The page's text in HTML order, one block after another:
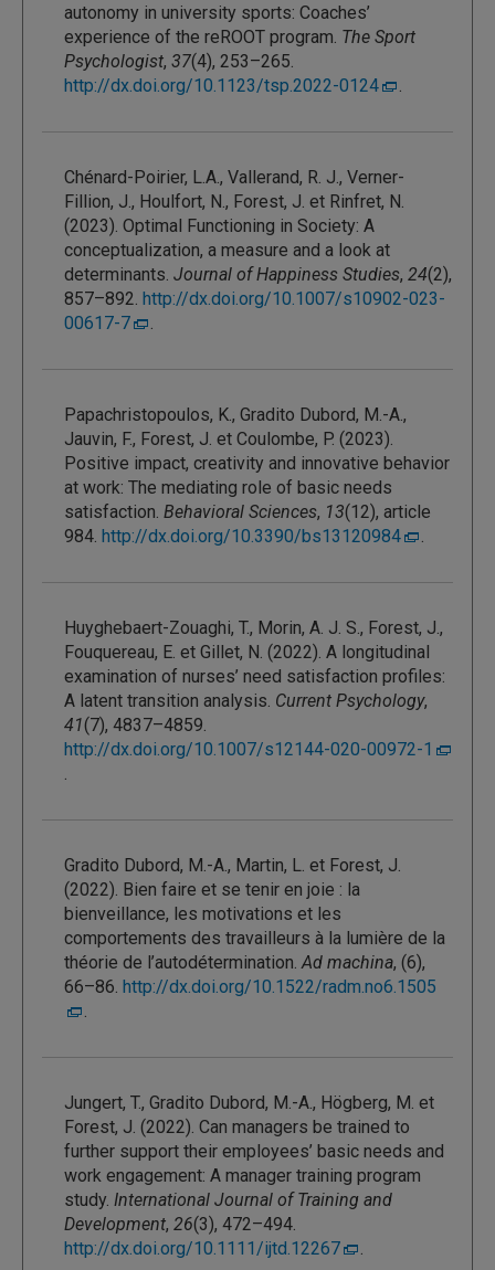
autonomy in university sports: Coaches’
experience of the reROOT program. The Sport
Psychologist, 37(4), 253–265.
http://dx.doi.org/10.1123/tsp.2022-0124
.
Chénard-Poirier, L.A., Vallerand, R. J., Verner-
Fillion, J., Houlfort, N., Forest, J. et Rinfret, N.
(2023). Optimal Functioning in Society: A
conceptualization, a measure and a look at
determinants. Journal of Happiness Studies, 24(2),
857–892. http://dx.doi.org/10.1007/s10902-023-
00617-7
.
Papachristopoulos, K., Gradito Dubord, M.-A.,
Jauvin, F., Forest, J. et Coulombe, P. (2023).
Positive impact, creativity and innovative behavior
at work: The mediating role of basic needs
satisfaction. Behavioral Sciences, 13(12), article
984. http://dx.doi.org/10.3390/bs13120984 .
Huyghebaert-Zouaghi, T., Morin, A. J. S., Forest, J.,
Fouquereau, E. et Gillet, N. (2022). A longitudinal
examination of nurses’ need satisfaction profiles:
A latent transition analysis. Current Psychology,
41(7), 4837–4859.
http://dx.doi.org/10.1007/s12144-020-00972-1
.
Gradito Dubord, M.-A., Martin, L. et Forest, J.
(2022). Bien faire et se tenir en joie : la
bienveillance, les motivations et les
comportements des travailleurs à la lumière de la
théorie de l’autodétermination.Ad machina, (6),
66–86. http://dx.doi.org/10.1522/radm.no6.1505
.
Jungert, T., Gradito Dubord, M.-A., Högberg, M. et
Forest, J. (2022). Can managers be trained to
further support their employees’ basic needs and
work engagement: A manager training program
study. International Journal of Training and
Development, 26(3), 472–494.
http://dx.doi.org/10.1111/ijtd.12267
.